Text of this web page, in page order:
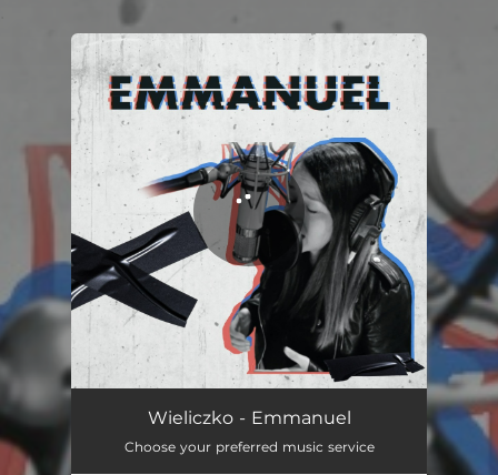
You're all set!
EmmanuelWieliczko - Emmanuel
Choose your preferred music service